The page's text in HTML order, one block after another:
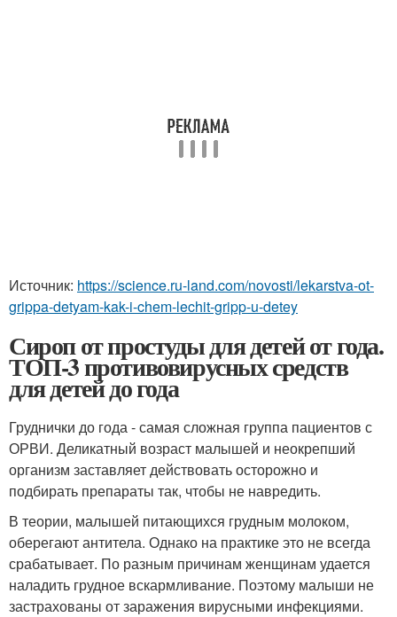
Источник: https://science.ru-land.com/novosti/lekarstva-ot-
grippa-detyam-kak-i-chem-lechit-gripp-u-detey
Сироп от простуды для детей от года.
ТОП-3 противовирусных средств
для детей до года
Груднички до года - самая сложная группа пациентов с
ОРВИ. Деликатный возраст малышей и неокрепший
организм заставляет действовать осторожно и
подбирать препараты так, чтобы не навредить.
В теории, малышей питающихся грудным молоком,
оберегают антитела. Однако на практике это не всегда
срабатывает. По разным причинам женщинам удается
наладить грудное вскармливание. Поэтому малыши не
застрахованы от заражения вирусными инфекциями.